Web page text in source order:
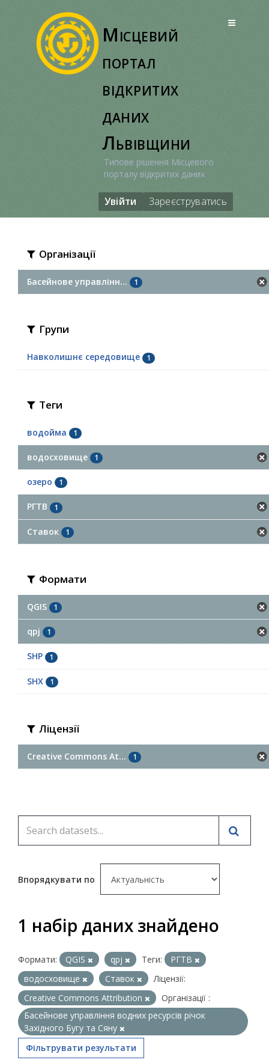
Місцевий
портал
відкритих
даних
Львівщини
Типове рішення Місцевого
порталу відкритих даних
Увійти Зареєструватись
Організації
Басейнове управлінн... 1
Групи
Навколишнє середовище 1
Теги
водойма 1
водосховище 1
озеро 1
РГТВ 1
Ставок 1
Формати
QGIS 1
qpj 1
SHP 1
SHX 1
Ліцензії
Creative Commons At... 1
Впорядкувати по
1 набір даних знайдено
Формати: QGIS qpj Теги:
РГТВ
водосховище
Ставок
Ліцензії:
Creative Commons Attribution
Організації :
Басейнове управління водних ресурсів річок
Західного Бугу та Сяну
Фільтрувати результати